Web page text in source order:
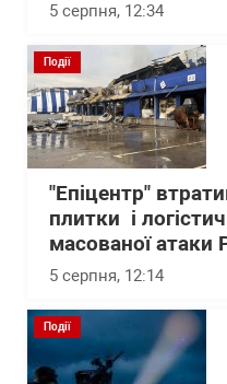
5 серпня, 12:34
Події
"Епіцентр"
плитки і
масованої атаки
5 серпня, 12:14
Події